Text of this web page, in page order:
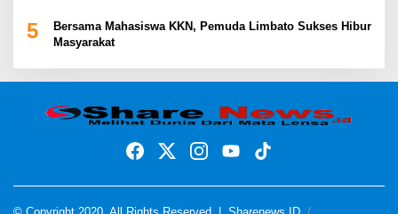
5
Bersama Mahasiswa KKN, Pemuda Limbato Sukses Hibur
Masyarakat